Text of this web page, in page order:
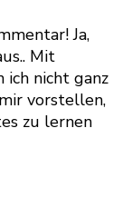
Ja,
Mit
ich nicht ganz
vorstellen,
zu lernen